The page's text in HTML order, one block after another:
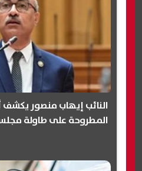
النائب إيهاب منصور يكشف
المطروحة على طاولة